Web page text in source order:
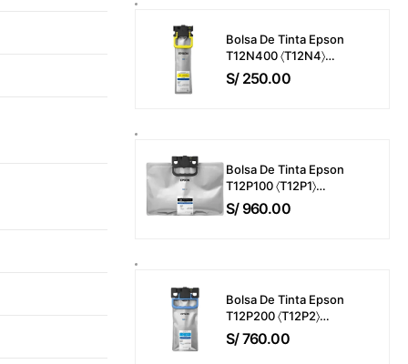
Bolsa De Tinta Epson
T12N400 〈T12N4〉
WorkForce Pro EM-
C800 / EP-C800 Color
S/250.00
Bolsa De Tinta Epson
T12P100 〈T12P1〉
WorkForce Pro EM-
C800 / EP-C800 Color
S/960.00
Bolsa De Tinta Epson
T12P200 〈T12P2〉
WorkForce Pro EM-
C800 / EP-C800 Color
S/760.00